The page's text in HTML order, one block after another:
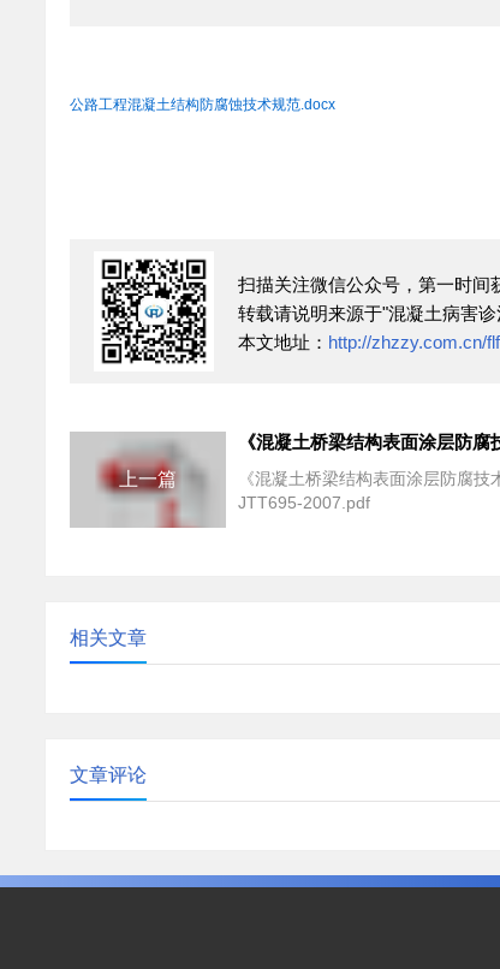
公路工程混凝土结构防腐蚀技术规范.docx
扫描关注微信公众号，第一时间
转载请说明来源于"混凝土病害
本文地址： http://zhzzy.com.cn/
上一篇
《混凝土桥梁结构表面涂层防腐技
JTT695-2007.pdf
相关文章
文章评论